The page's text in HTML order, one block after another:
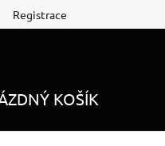
Registrace
KOŠÍK